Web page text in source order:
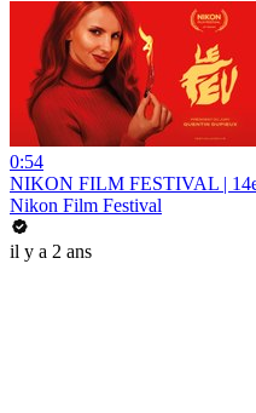
0:54
NIKON FILM FESTIVAL |
Nikon Film Festival
il y a 2 ans